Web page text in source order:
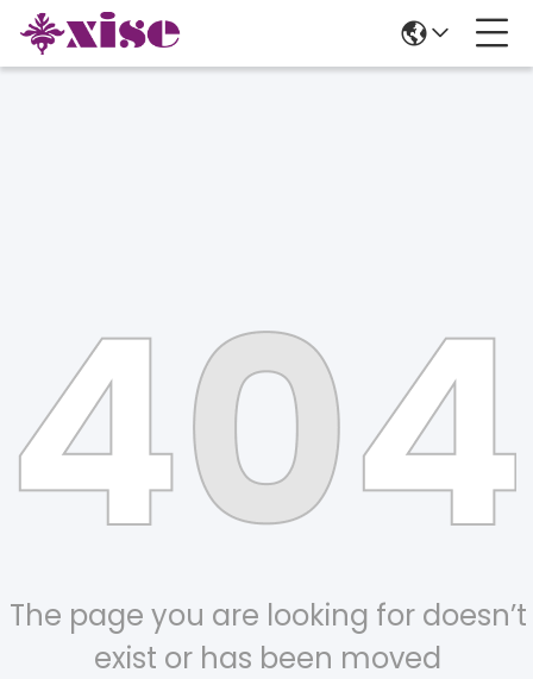
The page you are looking for doesn’t
exist or has been moved